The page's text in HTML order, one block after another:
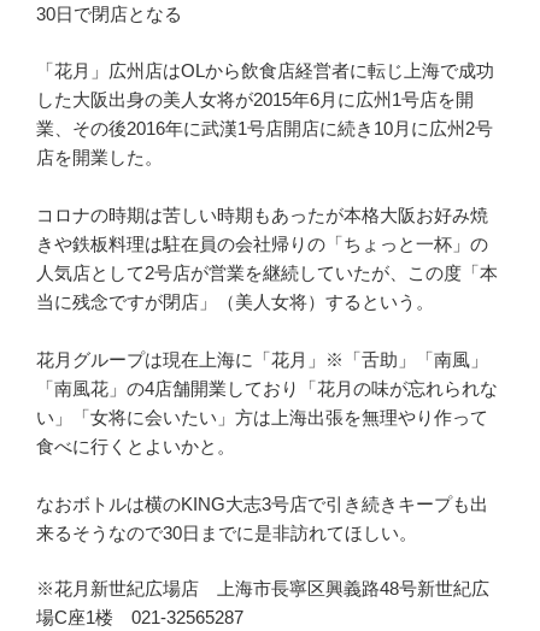
30日で閉店となる
「花月」広州店はOLから飲食店経営者に転じ上海で成功
した大阪出身の美人女将が2015年6月に広州1号店を開
業、その後2016年に武漢1号店開店に続き10月に広州2号
店を開業した。
コロナの時期は苦しい時期もあったが本格大阪お好み焼
きや鉄板料理は駐在員の会社帰りの「ちょっと一杯」の
人気店として2号店が営業を継続していたが、この度「本
当に残念ですが閉店」（美人女将）するという。
花月グループは現在上海に「花月」※「舌助」「南風」
「南風花」の4店舗開業しており「花月の味が忘れられな
い」「女将に会いたい」方は上海出張を無理やり作って
食べに行くとよいかと。
なおボトルは横のKING大志3号店で引き続きキープも出
来るそうなので30日までに是非訪れてほしい。
※花月新世紀広場店 上海市長寧区興義路48号新世紀広
場C座1楼 021-32565287